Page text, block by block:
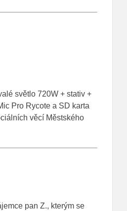
světlo 720W + stativ +
Pro Rycote a SD karta
věcí Městského
pan Z., kterým se